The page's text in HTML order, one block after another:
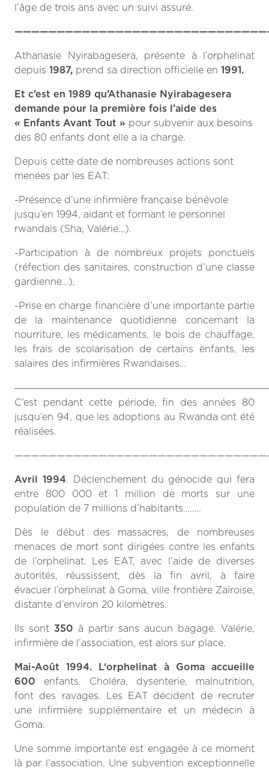
l’âge de trois ans avec un suivi assuré.
Athanasie Nyirabagesera, présente à l’orphelinat
depuis 1987, prend sa direction officielle en 1991.
Et c’est en 1989 qu’Athanasie Nyirabagesera
demande pour la première fois l’aide des
« Enfants Avant Tout » pour subvenir aux besoins
des 80 enfants dont elle a la charge.
Depuis cette date de nombreuses actions sont
menées par les EAT:
-Présence d’une infirmière française bénévole
jusqu’en 1994, aidant et formant le personnel
rwandais (Sha, Valérie…).
-Participation à de nombreux projets ponctuels
(réfection des sanitaires, construction d’une classe
gardienne…),
-Prise en charge financière d’une importante partie
de la maintenance quotidienne concernant la
nourriture, les médicaments, le bois de chauffage,
les frais de scolarisation de certains enfants, les
salaires des infirmières Rwandaises…
C’est pendant cette période, fin des années 80
jusqu’en 94, que les adoptions au Rwanda ont été
réalisées.
Avril 1994. Déclenchement du génocide qui fera
entre 800 000 et 1 million de morts sur une
population de 7 millions d’habitants……..
Dès le début des massacres, de nombreuses
menaces de mort sont dirigées contre les enfants
de l’orphelinat. Les EAT, avec l’aide de diverses
autorités, réussissent, dès la fin avril, à faire
évacuer l’orphelinat à Goma, ville frontière Zaïroise,
distante d’environ 20 kilomètres.
Ils sont 350 à partir sans aucun bagage. Valérie,
infirmière de l’association, est alors sur place.
Mai-Août 1994. L‘orphelinat à Goma accueille
600 enfants. Choléra, dysenterie, malnutrition,
font des ravages. Les EAT décident de recruter
une infirmière supplémentaire et un médecin à
Goma.
Une somme importante est engagée à ce moment
là par l’association. Une subvention exceptionnelle